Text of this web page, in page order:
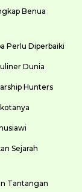
Benua
Perlu Diperbaiki
Dunia
Hunters
Sejarah
Tantangan